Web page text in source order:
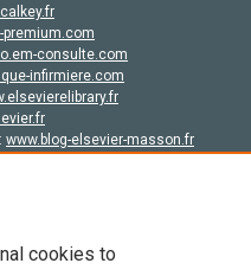
premium.com
consulte.com
infirmiere.com
www.blog-elsevier-masson.fr
cookies to